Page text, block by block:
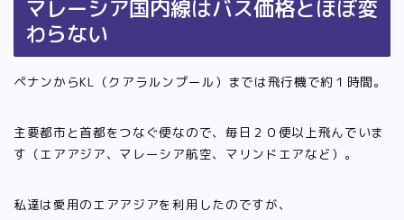
マレーシア国内線はバス価格とほぼ変
わらない
ペナンからKL（クアラルンプール）までは飛行機で約１時間。
主要都市と首都をつなぐ便なので、毎日２０便以上飛んでいま
す（エアアジア、マレーシア航空、マリンドエアなど）。
私達は愛用のエアアジアを利用したのですが、